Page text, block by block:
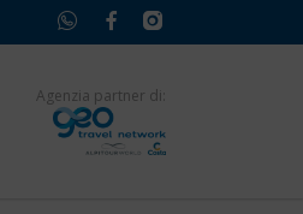
Agenzia partner di: